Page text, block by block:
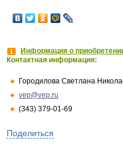
Информация о
Контактная информация:
Городилова Светлана
vep@vep.ru
(343) 379-01-69
Поделиться